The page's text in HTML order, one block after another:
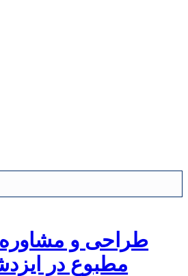
طراحی و مشاوره
مطبوع در